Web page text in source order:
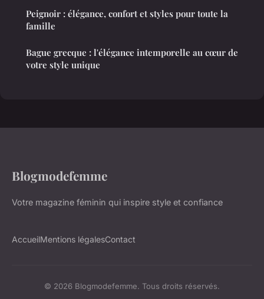
Peignoir : élégance, confort et styles pour toute la
famille
Bague grecque : l'élégance intemporelle au cœur de
votre style unique
Blogmodefemme
Votre magazine féminin qui inspire style et confiance
AccueilMentions légalesContact
© 2026 Blogmodefemme. Tous droits réservés.